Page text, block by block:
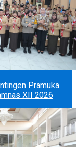
Pramuka
XII 2026